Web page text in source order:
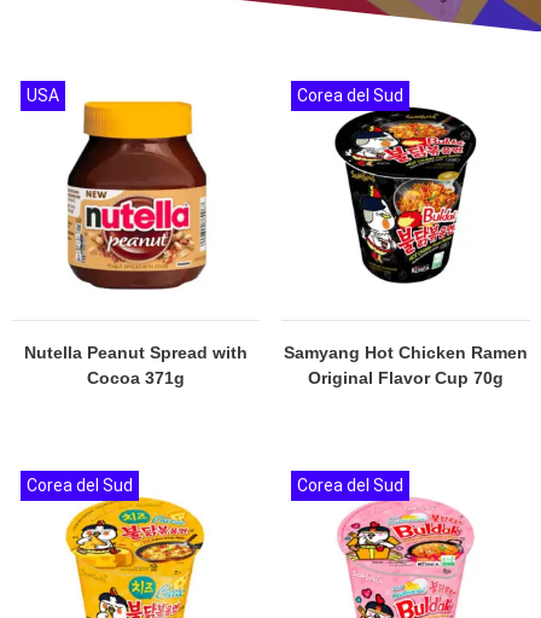
Nutella Peanut Spread with
Cocoa 371g
USA
Samyang Hot Chicken Ramen
Original Flavor Cup 70g
Corea del Sud
Corea del Sud Corea del Sud